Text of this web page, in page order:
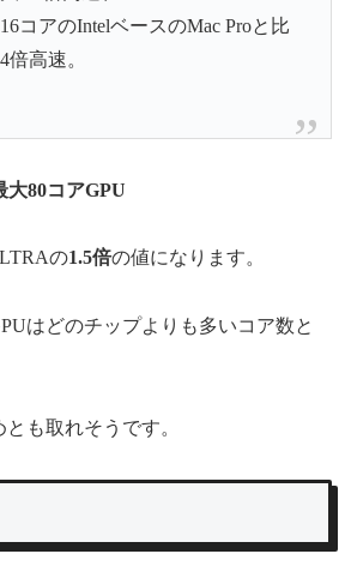
コアのIntelベースのMac Proと比
高速。
大80コアGPU
の1.5倍の値になります。
はどのチップよりも多いコア数と
も取れそうです。